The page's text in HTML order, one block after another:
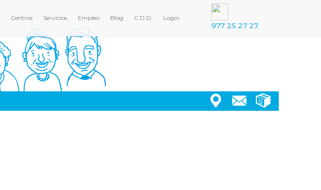
Centros Servicios Empleo Blog C.D.D. Login
977 25 27 27